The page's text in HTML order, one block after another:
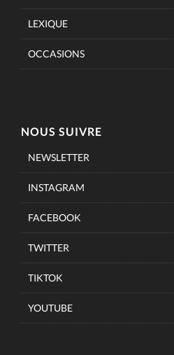
LEXIQUE
OCCASIONS
NOUS SUIVRE
NEWSLETTER
INSTAGRAM
FACEBOOK
TWITTER
TIKTOK
YOUTUBE